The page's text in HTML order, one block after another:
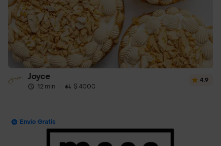
Joyce
12 min · $ 4000
4.9
Envío Gratis